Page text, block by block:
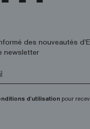
des nouveautés
newsletter
d'utilisation pour